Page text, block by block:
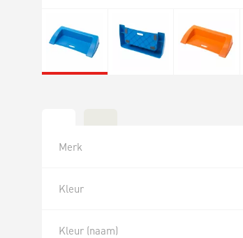
Merk
Kleur
Kleur (naam)